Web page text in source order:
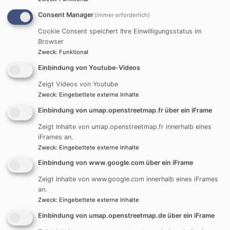
Das Bonifaz-Stöltzlin-Haus in Steinheim kann gemietet
werden.
Kontaktperson: Frau Klughammer, Tel. 07308 - 92 11
79 oder Frau Sonntag im Pfarramt, Tel. 07308 - 24 50
165,00 € für Mitglieder unserer Kirchengemeinde
215,00 € für Nichtmitglieder unserer Kirchengemeinde
Kaution: 200,00€
Die Räume des Hauses sind am nächsten Tag bis
spätestens 9.45 Uhr besenrein an Frau Klughammer zu
übergeben.
Gemeindezentrum Nersingen
Dorfstraße 22, 89278 Nersingen
Da in Nersingen immer mehr evangelische
Consent Manager (immer erforderlich)
Cookie Consent speichert Ihre Einwilligungsstatus im
Browser
Zweck: Funktional
Einbindung von Youtube-Videos
Zeigt Videos von Youtube
Zweck: Eingebettete externe Inhalte
Einbindung von umap.openstreetmap.fr über ein iFrame
Zeigt Inhalte von umap.openstreetmap.fr innerhalb eines
iFrames an.
Zweck: Eingebettete externe Inhalte
Einbindung von www.google.com über ein iFrame
Zeigt Inhalte von www.google.com innerhalb eines iFrames
an.
Zweck: Eingebettete externe Inhalte
Einbindung von umap.openstreetmap.de über ein iFrame